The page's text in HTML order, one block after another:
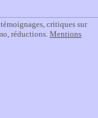
critiques sur
réductions. Mentions